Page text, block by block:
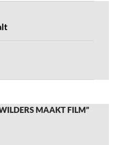
MAAKT FILM”